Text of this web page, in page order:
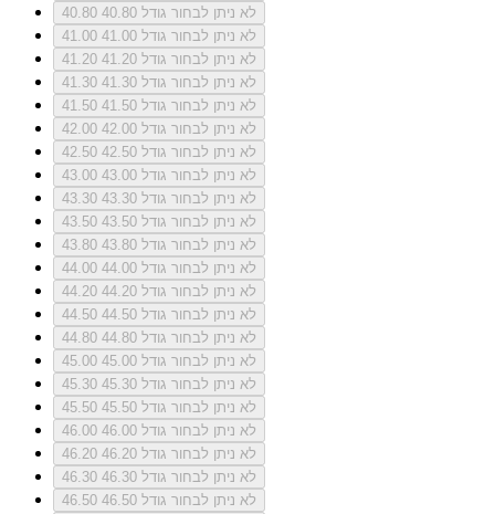
40.80
לא ניתן לבחור גודל 40.80
41.00
לא ניתן לבחור גודל 41.00
41.20
לא ניתן לבחור גודל 41.20
41.30
לא ניתן לבחור גודל 41.30
41.50
לא ניתן לבחור גודל 41.50
42.00
לא ניתן לבחור גודל 42.00
42.50
לא ניתן לבחור גודל 42.50
43.00
לא ניתן לבחור גודל 43.00
43.30
לא ניתן לבחור גודל 43.30
43.50
לא ניתן לבחור גודל 43.50
43.80
לא ניתן לבחור גודל 43.80
44.00
לא ניתן לבחור גודל 44.00
44.20
לא ניתן לבחור גודל 44.20
44.50
לא ניתן לבחור גודל 44.50
44.80
לא ניתן לבחור גודל 44.80
45.00
לא ניתן לבחור גודל 45.00
45.30
לא ניתן לבחור גודל 45.30
45.50
לא ניתן לבחור גודל 45.50
46.00
לא ניתן לבחור גודל 46.00
46.20
לא ניתן לבחור גודל 46.20
46.30
לא ניתן לבחור גודל 46.30
46.50
לא ניתן לבחור גודל 46.50